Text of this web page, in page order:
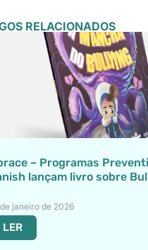
RELACIONADOS
– Programas
lançam livro sobre
janeiro de 2026
LER